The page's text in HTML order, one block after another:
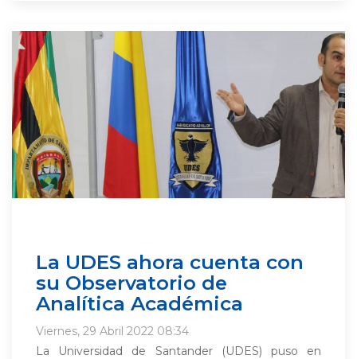
La UDES ahora cuenta con
su Observatorio de
Analítica Académica
Viernes, 29 Abril 2022 08:34
La Universidad de Santander (UDES) puso en